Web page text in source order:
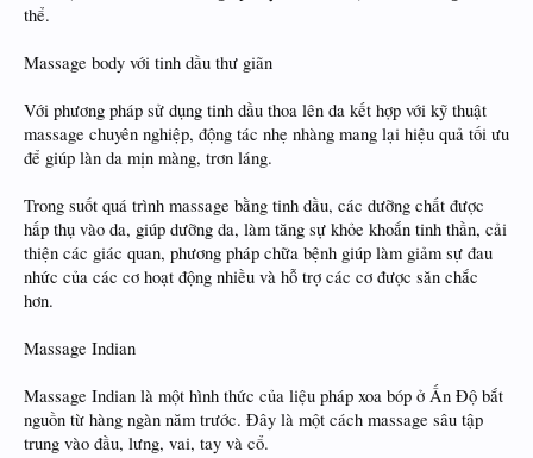
thể.
Massage body với tinh dầu thư giãn
Với phương pháp sử dụng tinh dầu thoa lên da kết hợp với kỹ thuật
massage chuyên nghiệp, động tác nhẹ nhàng mang lại hiệu quả tối ưu
để giúp làn da mịn màng, trơn láng.
Trong suốt quá trình massage bằng tinh dầu, các dưỡng chất được
hấp thụ vào da, giúp dưỡng da, làm tăng sự khỏe khoắn tinh thần, cải
thiện các giác quan, phương pháp chữa bệnh giúp làm giảm sự đau
nhức của các cơ hoạt động nhiều và hỗ trợ các cơ được săn chắc
hơn.
Massage Indian
Massage Indian là một hình thức của liệu pháp xoa bóp ở Ấn Độ bắt
nguồn từ hàng ngàn năm trước. Đây là một cách massage sâu tập
trung vào đầu, lưng, vai, tay và cổ.